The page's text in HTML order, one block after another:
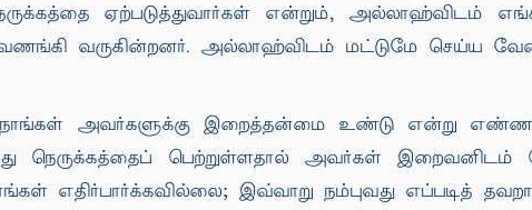
ஏற்படுத்துவார்கள் என்றும், அல்லாஹ்விடம்
வருகின்றனர். அல்லாஹ்விடம் மட்டுமே செய்ய
நாங்கள் அவர்களுக்கு இறைத்தன்மை உண்டு என்று
பெற்றுள்ளதால் அவர்கள் இறைவனிடம்
எதிர்பார்க்கவில்லை; இவ்வாறு நம்புவது எப்படித்